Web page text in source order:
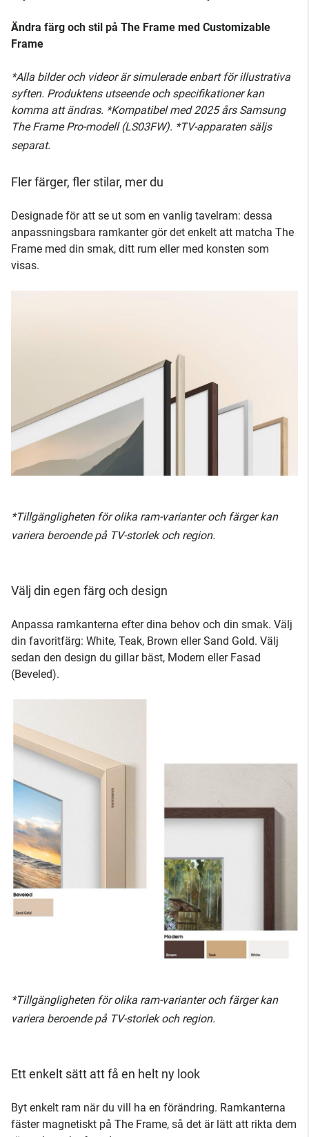
Ändra färg och stil på The Frame med Customizable
Frame
*Alla bilder och videor är simulerade enbart för illustrativa
syften. Produktens utseende och specifikationer kan
komma att ändras. *Kompatibel med 2025 års Samsung
The Frame Pro-modell (LS03FW). *TV-apparaten säljs
separat.
Fler färger, fler stilar, mer du
Designade för att se ut som en vanlig tavelram: dessa
anpassningsbara ramkanter gör det enkelt att matcha The
Frame med din smak, ditt rum eller med konsten som
visas.
*Tillgängligheten för olika ram-varianter och färger kan
variera beroende på TV-storlek och region.
Välj din egen färg och design
Anpassa ramkanterna efter dina behov och din smak. Välj
din favoritfärg: White, Teak, Brown eller Sand Gold. Välj
sedan den design du gillar bäst, Modern eller Fasad
(Beveled).
*Tillgängligheten för olika ram-varianter och färger kan
variera beroende på TV-storlek och region.
Ett enkelt sätt att få en helt ny look
Byt enkelt ram när du vill ha en förändring. Ramkanterna
fäster magnetiskt på The Frame, så det är lätt att rikta dem